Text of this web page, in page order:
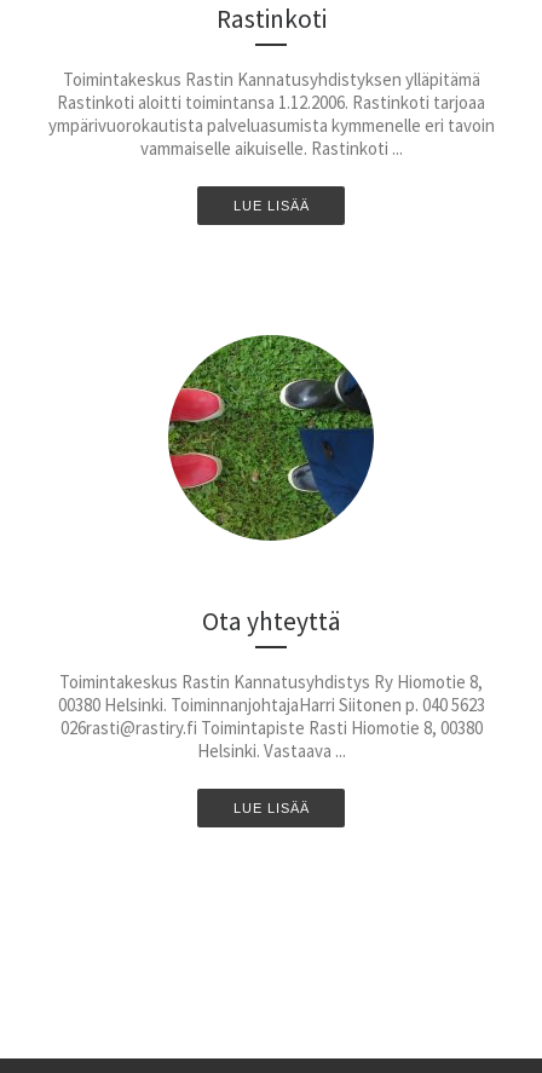
Rastinkoti
Toimintakeskus Rastin Kannatusyhdistyksen ylläpitämä
Rastinkoti aloitti toimintansa 1.12.2006. Rastinkoti tarjoaa
ympärivuorokautista palveluasumista kymmenelle eri tavoin
vammaiselle aikuiselle. Rastinkoti ...
LUE LISÄÄ
Ota yhteyttä
Toimintakeskus Rastin Kannatusyhdistys Ry Hiomotie 8,
00380 Helsinki. ToiminnanjohtajaHarri Siitonen p. 040 5623
026rasti@rastiry.fi Toimintapiste Rasti Hiomotie 8, 00380
Helsinki. Vastaava ...
LUE LISÄÄ